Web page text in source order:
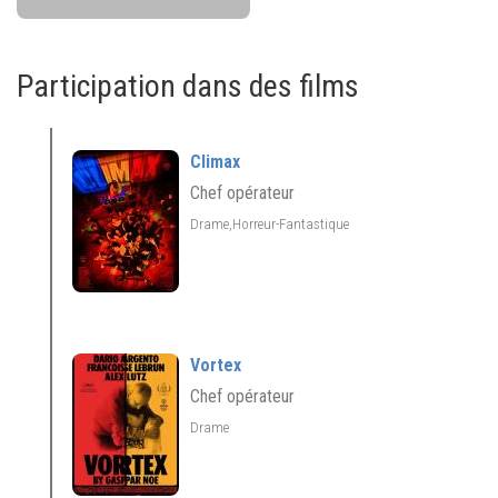
Participation dans des films
Climax
Chef opérateur
Drame,Horreur-Fantastique
Vortex
Chef opérateur
Drame